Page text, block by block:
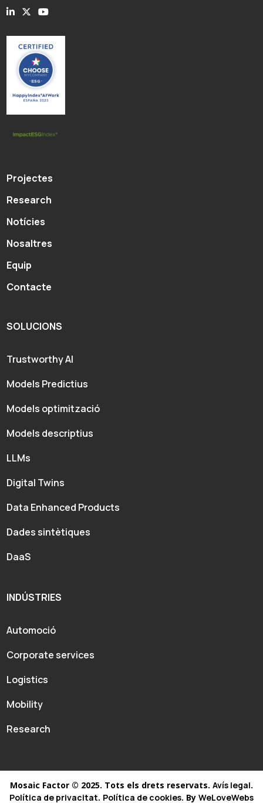
Projectes
Research
Notícies
Nosaltres
Equip
Contacte
SOLUCIONS
Trustworthy AI
Models Predictius
Models optimització
Models descriptius
LLMs
Digital Twins
Data Enhanced Products
Dades sintètiques
DaaS
INDÚSTRIES
Automoció
Corporate services
Logistics
Mobility
Research
Mosaic Factor © 2025. Tots els drets reservats. Avís legal.
Política de privacitat. Política de cookies. By WeLoveWebs